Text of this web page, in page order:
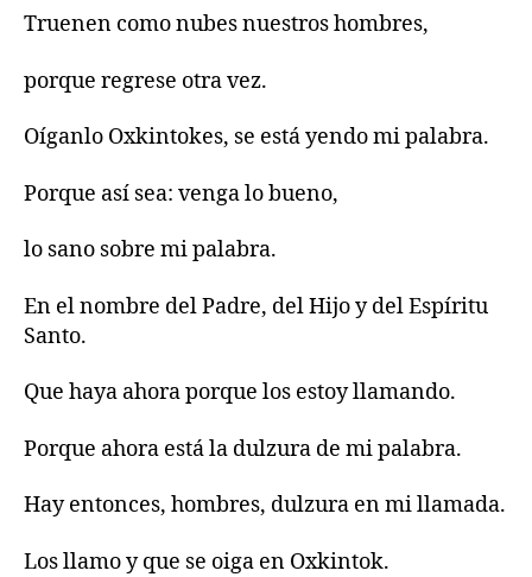
Truenen como nubes nuestros hombres,
porque regrese otra vez.
Oíganlo Oxkintokes, se está yendo mi palabra.
Porque así sea: venga lo bueno,
lo sano sobre mi palabra.
En el nombre del Padre, del Hijo y del Espíritu
Santo.
Que haya ahora porque los estoy llamando.
Porque ahora está la dulzura de mi palabra.
Hay entonces, hombres, dulzura en mi llamada.
Los llamo y que se oiga en Oxkintok.